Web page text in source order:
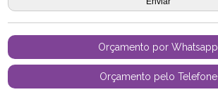
Orçamento por Whatsapp
Orçamento pelo Telefone